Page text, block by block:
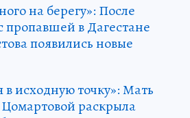
на берегу»: После
пропавшей в Дагестане
появились новые
исходную точку»: Мать
раскрыла